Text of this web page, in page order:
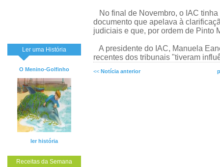
Ler uma História
O Menino-Golfinho
ler história
Receitas da Semana
No final de Novembro, o IAC
documento que apelava à
judiciais e que, por ordem de Pinto
A presidente do IAC, Manuela
recentes dos tribunais "tiveram
<< Notícia anterior